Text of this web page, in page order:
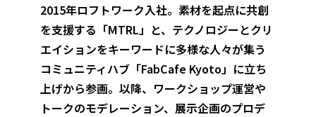
2015年ロフトワーク入社。素材を起点に共創
を支援する「MTRL」と、テクノロジーとクリ
エイションをキーワードに多様な人々が集う
コミュニティハブ「FabCafe Kyoto」に立ち
上げから参画。以降、ワークショップ運営や
トークのモデレーション、展示企画のプロデ